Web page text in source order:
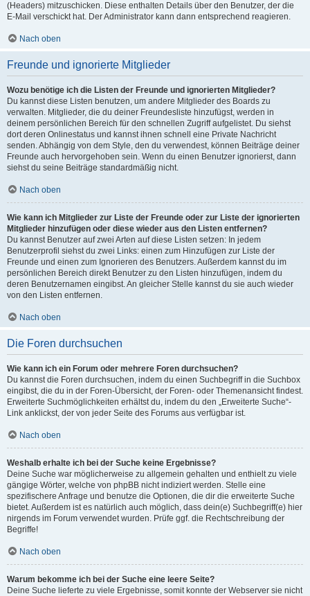
(Headers) mitzuschicken. Diese enthalten Details über den Benutzer, der die
E-Mail verschickt hat. Der Administrator kann dann entsprechend reagieren.
Nach oben
Freunde und ignorierte Mitglieder
Wozu benötige ich die Listen der Freunde und ignorierten Mitglieder?
Du kannst diese Listen benutzen, um andere Mitglieder des Boards zu
verwalten. Mitglieder, die du deiner Freundesliste hinzufügst, werden in
deinem persönlichen Bereich für den schnellen Zugriff aufgelistet. Du siehst
dort deren Onlinestatus und kannst ihnen schnell eine Private Nachricht
senden. Abhängig von dem Style, den du verwendest, können Beiträge deiner
Freunde auch hervorgehoben sein. Wenn du einen Benutzer ignorierst, dann
siehst du seine Beiträge standardmäßig nicht.
Nach oben
Wie kann ich Mitglieder zur Liste der Freunde oder zur Liste der ignorierten
Mitglieder hinzufügen oder diese wieder aus den Listen entfernen?
Du kannst Benutzer auf zwei Arten auf diese Listen setzen: In jedem
Benutzerprofil siehst du zwei Links: einen zum Hinzufügen zur Liste der
Freunde und einen zum Ignorieren des Benutzers. Außerdem kannst du im
persönlichen Bereich direkt Benutzer zu den Listen hinzufügen, indem du
deren Benutzernamen eingibst. An gleicher Stelle kannst du sie auch wieder
von den Listen entfernen.
Nach oben
Die Foren durchsuchen
Wie kann ich ein Forum oder mehrere Foren durchsuchen?
Du kannst die Foren durchsuchen, indem du einen Suchbegriff in die Suchbox
eingibst, die du in der Foren-Übersicht, der Foren- oder Themenansicht findest.
Erweiterte Suchmöglichkeiten erhältst du, indem du den „Erweiterte Suche“-
Link anklickst, der von jeder Seite des Forums aus verfügbar ist.
Nach oben
Weshalb erhalte ich bei der Suche keine Ergebnisse?
Deine Suche war möglicherweise zu allgemein gehalten und enthielt zu viele
gängige Wörter, welche von phpBB nicht indiziert werden. Stelle eine
spezifischere Anfrage und benutze die Optionen, die dir die erweiterte Suche
bietet. Außerdem ist es natürlich auch möglich, dass dein(e) Suchbegriff(e) hier
nirgends im Forum verwendet wurden. Prüfe ggf. die Rechtschreibung der
Begriffe!
Nach oben
Warum bekomme ich bei der Suche eine leere Seite?
Deine Suche lieferte zu viele Ergebnisse, somit konnte der Webserver sie nicht